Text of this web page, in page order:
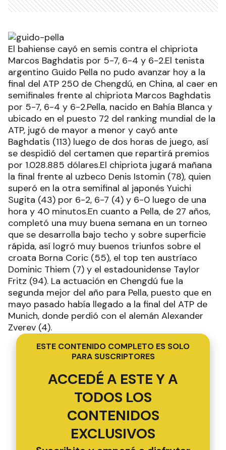
El bahiense cayó en semis contra el chipriota
Marcos Baghdatis por 5-7, 6-4 y 6-2.El tenista
argentino Guido Pella no pudo avanzar hoy a la
final del ATP 250 de Chengdú, en China, al caer en
semifinales frente al chipriota Marcos Baghdatis
por 5-7, 6-4 y 6-2.Pella, nacido en Bahía Blanca y
ubicado en el puesto 72 del ranking mundial de la
ATP, jugó de mayor a menor y cayó ante
Baghdatis (113) luego de dos horas de juego, así
se despidió del certamen que repartirá premios
por 1.028.885 dólares.El chipriota jugará mañana
la final frente al uzbeco Denis Istomin (78), quien
superó en la otra semifinal al japonés Yuichi
Sugita (43) por 6-2, 6-7 (4) y 6-0 luego de una
hora y 40 minutos.En cuanto a Pella, de 27 años,
completó una muy buena semana en un torneo
que se desarrolla bajo techo y sobre superficie
rápida, así logró muy buenos triunfos sobre el
croata Borna Coric (55), el top ten austríaco
Dominic Thiem (7) y el estadounidense Taylor
Fritz (94). La actuación en Chengdú fue la
segunda mejor del año para Pella, puesto que en
mayo pasado había llegado a la final del ATP de
Munich, donde perdió con el alemán Alexander
Zverev (4).
ESTE CONTENIDO COMPLETO ES SOLO
PARA SUSCRIPTORES
ACCEDÉ A ESTE Y A
TODOS LOS
CONTENIDOS
EXCLUSIVOS